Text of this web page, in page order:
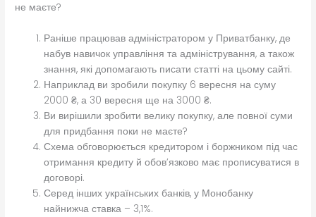
не маєте?
Раніше працював адміністратором у Приватбанку, де
набув навичок управління та адміністрування, а також
знання, які допомагають писати статті на цьому сайті.
Наприклад ви зробили покупку 6 вересня на суму
2000 ₴, а 30 вересня ще на 3000 ₴.
Ви вирішили зробити велику покупку, але повної суми
для придбання поки не маєте?
Схема обговорюється кредитором і боржником під час
отримання кредиту й обов’язково має прописуватися в
договорі.
Серед інших українських банків, у Монобанку
найнижча ставка – 3,1%.